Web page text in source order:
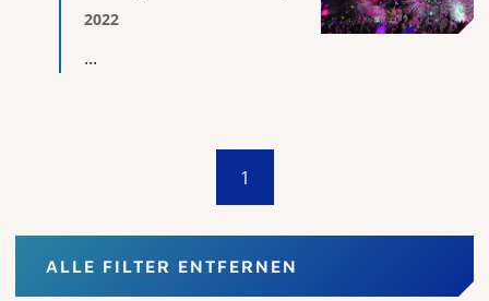
2022
...
1
ALLE FILTER ENTFERNEN